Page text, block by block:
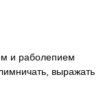
и раболепием
выражать